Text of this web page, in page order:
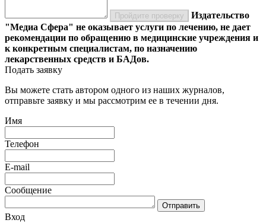
Пройдите проверку
Издательство
"Медиа Сфера" не оказывает услуги по лечению, не дает
рекомендации по обращению в медицинские учреждения и
к конкретным специалистам, по назначению
лекарственных средств и БАДов.
Подать заявку
Вы можете стать автором одного из наших журналов,
отправьте заявку и мы рассмотрим ее в течении дня.
Имя
Телефон
E-mail
Сообщение
Отправить
Вход